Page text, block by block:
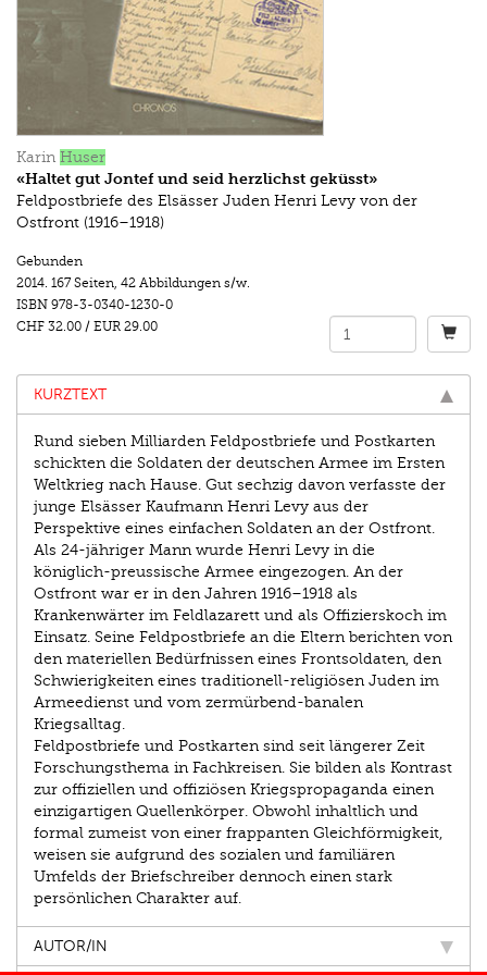
Karin Huser
«Haltet gut Jontef und seid herzlichst geküsst»
Feldpostbriefe des Elsässer Juden Henri Levy von der
Ostfront (1916–1918)
Gebunden
2014. 167 Seiten, 42 Abbildungen s/w.
ISBN 978-3-0340-1230-0
CHF 32.00 / EUR 29.00
KURZTEXT
Rund sieben Milliarden Feldpostbriefe und Postkarten
schickten die Soldaten der deutschen Armee im Ersten
Weltkrieg nach Hause. Gut sechzig davon verfasste der
junge Elsässer Kaufmann Henri Levy aus der
Perspektive eines einfachen Soldaten an der Ostfront.
Als 24-jähriger Mann wurde Henri Levy in die
königlich-preussische Armee eingezogen. An der
Ostfront war er in den Jahren 1916–1918 als
Krankenwärter im Feldlazarett und als Offizierskoch im
Einsatz. Seine Feldpostbriefe an die Eltern berichten von
den materiellen Bedürfnissen eines Frontsoldaten, den
Schwierigkeiten eines traditionell-religiösen Juden im
Armeedienst und vom zermürbend-banalen
Kriegsalltag.
Feldpostbriefe und Postkarten sind seit längerer Zeit
Forschungsthema in Fachkreisen. Sie bilden als Kontrast
zur offiziellen und offiziösen Kriegspropaganda einen
einzigartigen Quellenkörper. Obwohl inhaltlich und
formal zumeist von einer frappanten Gleichförmigkeit,
weisen sie aufgrund des sozialen und familiären
Umfelds der Briefschreiber dennoch einen stark
persönlichen Charakter auf.
AUTOR/IN